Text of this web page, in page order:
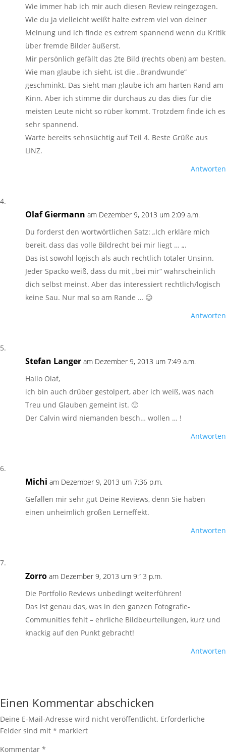
Wie immer hab ich mir auch diesen Review reingezogen.
Wie du ja vielleicht weißt halte extrem viel von deiner
Meinung und ich finde es extrem spannend wenn du Kritik
über fremde Bilder äußerst.
Mir persönlich gefällt das 2te Bild (rechts oben) am besten.
Wie man glaube ich sieht, ist die „Brandwunde“
geschminkt. Das sieht man glaube ich am harten Rand am
Kinn. Aber ich stimme dir durchaus zu das dies für die
meisten Leute nicht so rüber kommt. Trotzdem finde ich es
sehr spannend.
Warte bereits sehnsüchtig auf Teil 4. Beste Grüße aus
LINZ.
Antworten
Olaf Giermann am Dezember 9, 2013 um 2:09 a.m.
Du forderst den wortwörtlichen Satz: „Ich erkläre mich
bereit, dass das volle Bildrecht bei mir liegt … „.
Das ist sowohl logisch als auch rechtlich totaler Unsinn.
Jeder Spacko weiß, dass du mit „bei mir“ wahrscheinlich
dich selbst meinst. Aber das interessiert rechtlich/logisch
keine Sau. Nur mal so am Rande … 😉
Antworten
Stefan Langer am Dezember 9, 2013 um 7:49 a.m.
Hallo Olaf,
ich bin auch drüber gestolpert, aber ich weiß, was nach
Treu und Glauben gemeint ist. 🙂
Der Calvin wird niemanden besch… wollen … !
Antworten
Michi am Dezember 9, 2013 um 7:36 p.m.
Gefallen mir sehr gut Deine Reviews, denn Sie haben
einen unheimlich großen Lerneffekt.
Antworten
Zorro am Dezember 9, 2013 um 9:13 p.m.
Die Portfolio Reviews unbedingt weiterführen!
Das ist genau das, was in den ganzen Fotografie-
Communities fehlt – ehrliche Bildbeurteilungen, kurz und
knackig auf den Punkt gebracht!
Antworten
Einen Kommentar abschicken
Deine E-Mail-Adresse wird nicht veröffentlicht. Erforderliche
Felder sind mit * markiert
Kommentar *